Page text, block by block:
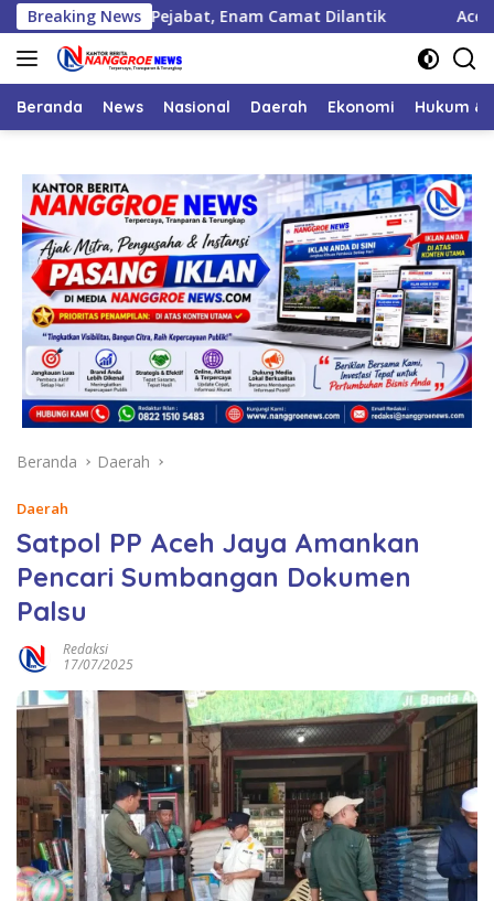
Langsung
ke
konten
Breaking News
125 Pejabat, Enam Camat Dilantik Aceh Jaya
Beranda News Nasional Daerah Ekonomi Hukum &
Beranda Daerah
Daerah
Satpol PP Aceh Jaya Amankan
Pencari Sumbangan Dokumen
Palsu
Redaksi
17/07/2025